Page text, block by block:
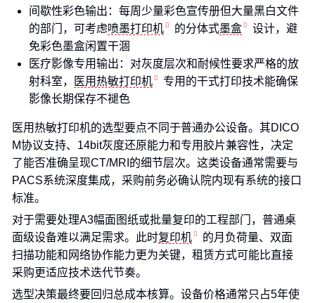
间歇性彩色输出：每周少量彩色宣传册但大量黑白文件
的部门，可考虑喷墨打印机 的分体式墨盒
设计，避
免彩色墨盒闲置干涸
医疗影像专用输出：对灰度层次和耐候性要求严格的放
射科室，
医用热敏打印机
专用的干式打印技术能确保
影像长期保存不褪色
医用热敏打印机的选型要点不同于普通办公设备。其DICO
M协议支持、14bit灰度还原能力和专用胶片兼容性，决定
了能否准确呈现CT/MRI的细节层次。这类设备通常需要与
PACS系统深度集成，采购前务必确认院内现有系统的接口
标准。
对于需要处理A3幅面图纸或批量复印的工程部门，普通桌
面级设备难以满足需求。此时复印机
的月负荷量、双面
扫描功能和网络协作能力更为关键，租赁方式可能比直接
采购更适应技术迭代节奏。
选型决策最终要回归总成本核算。设备价格通常只占5年使